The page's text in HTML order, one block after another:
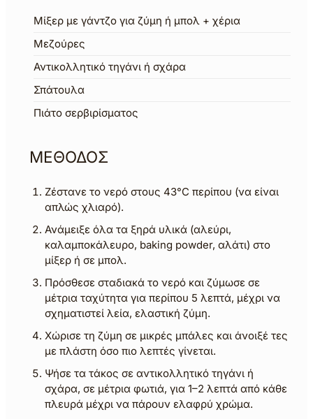
Μίξερ με γάντζο για ζύμη ή μπολ + χέρια
Μεζούρες
Αντικολλητικό τηγάνι ή σχάρα
Σπάτουλα
Πιάτο σερβιρίσματος
ΜΕΘΟΔΟΣ
Ζέστανε το νερό στους 43°C περίπου (να είναι
απλώς χλιαρό).
Ανάμειξε όλα τα ξηρά υλικά (αλεύρι,
καλαμποκάλευρο, baking powder, αλάτι) στο
μίξερ ή σε μπολ.
Πρόσθεσε σταδιακά το νερό και ζύμωσε σε
μέτρια ταχύτητα για περίπου 5 λεπτά, μέχρι να
σχηματιστεί λεία, ελαστική ζύμη.
Χώρισε τη ζύμη σε μικρές μπάλες και άνοιξέ τες
με πλάστη όσο πιο λεπτές γίνεται.
Ψήσε τα τάκος σε αντικολλητικό τηγάνι ή
σχάρα, σε μέτρια φωτιά, για 1–2 λεπτά από κάθε
πλευρά μέχρι να πάρουν ελαφρύ χρώμα.